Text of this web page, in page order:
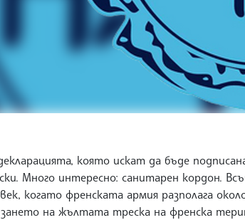
която искат да бъде
Много интересно: санитарен кордон.
когато френската армия разполага
на жълтата треска на френска